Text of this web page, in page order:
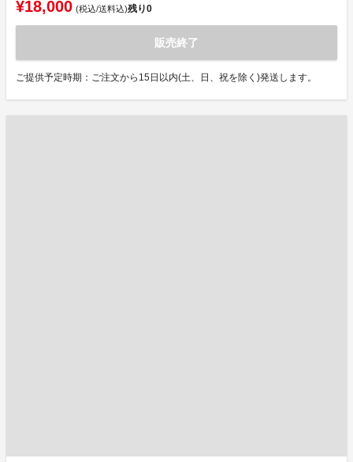
¥18,000 (税込/送料込)残り0
販売終了
ご提供予定時期：ご注文から15日以内(土、日、祝を除く)発送します。